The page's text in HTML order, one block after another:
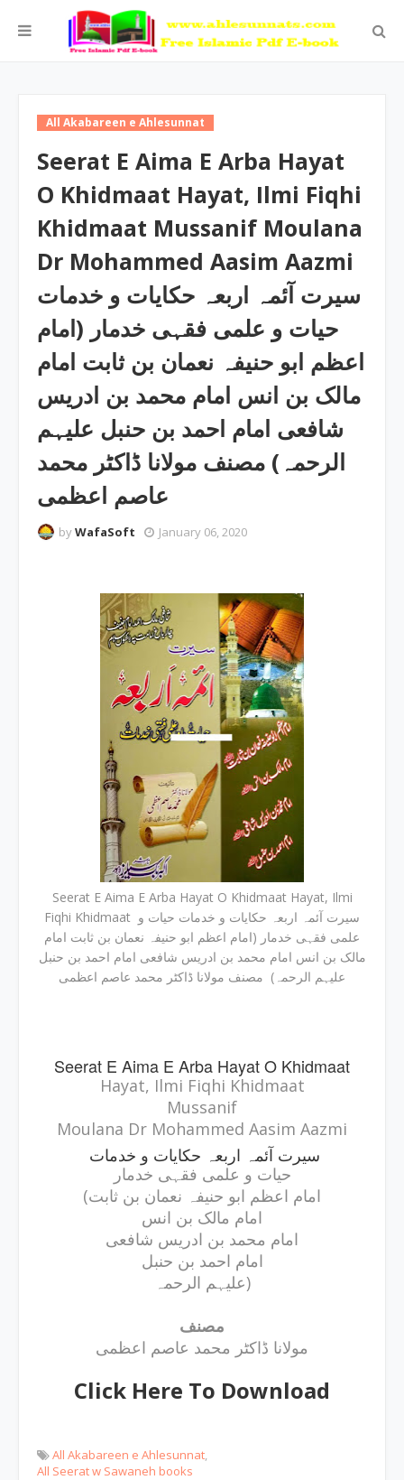
All Akabareen e Ahlesunnat
Seerat E Aima E Arba Hayat
O Khidmaat Hayat, Ilmi Fiqhi
Khidmaat Mussanif Moulana
Dr Mohammed Aasim Aazmi
سیرت آئمہ اربعہ حکایات و خدمات
حیات و علمی فقہی خدمار (امام
اعظم ابو حنیفہ نعمان بن ثابت امام
مالک بن انس امام محمد بن ادریس
شافعی امام احمد بن حنبل علیہم
الرحمہ) مصنف مولانا ڈاکٹر محمد
عاصم اعظمی
byWafaSoft January 06, 2020
Seerat E Aima E Arba Hayat O Khidmaat Hayat, Ilmi
Fiqhi Khidmaat سیرت آئمہ اربعہ حکایات و خدمات حیات و
علمی فقہی خدمار (امام اعظم ابو حنیفہ نعمان بن ثابت امام
مالک بن انس امام محمد بن ادریس شافعی امام احمد بن حنبل
علیہم الرحمہ) مصنف مولانا ڈاکٹر محمد عاصم اعظمی
Seerat E Aima E Arba Hayat O Khidmaat
Hayat, Ilmi Fiqhi Khidmaat
Mussanif
Moulana Dr Mohammed Aasim Aazmi
سیرت آئمہ اربعہ حکایات و خدمات
حیات و علمی فقہی خدمار
(امام اعظم ابو حنیفہ نعمان بن ثابت
امام مالک بن انس
امام محمد بن ادریس شافعی
امام احمد بن حنبل
علیہم الرحمہ)
مصنف
مولانا ڈاکٹر محمد عاصم اعظمی
Click Here To Download
All Akabareen e Ahlesunnat
All Seerat w Sawaneh books